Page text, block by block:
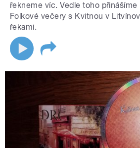
řekneme víc. Vedle toho přinášíme
Folkové večery s Kvitnou v
řekami.